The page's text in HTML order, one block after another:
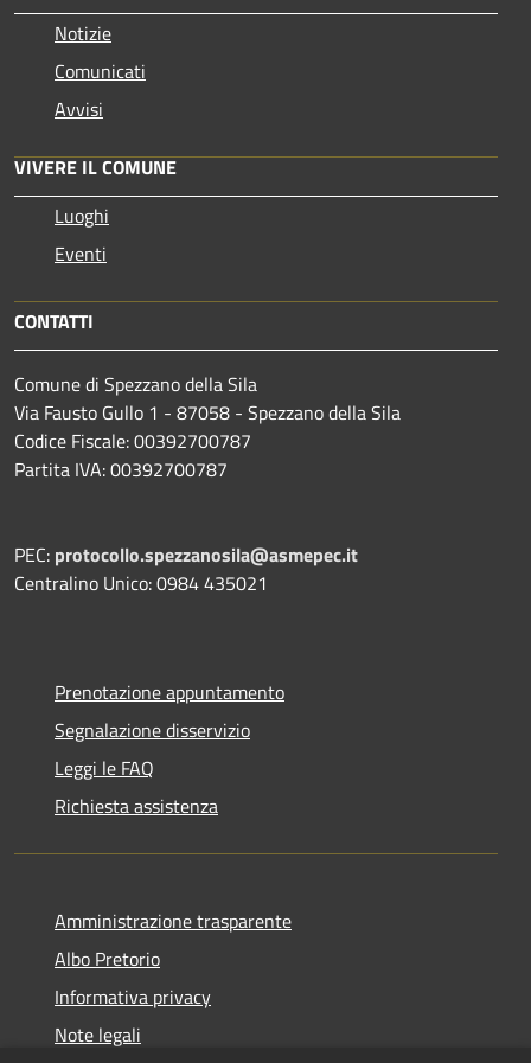
Notizie
Comunicati
Avvisi
VIVERE IL COMUNE
Luoghi
Eventi
CONTATTI
Comune di Spezzano della Sila
Via Fausto Gullo 1 - 87058 - Spezzano della Sila
Codice Fiscale: 00392700787
Partita IVA: 00392700787
PEC: protocollo.spezzanosila@asmepec.it
Centralino Unico: 0984 435021
Prenotazione appuntamento
Segnalazione disservizio
Leggi le FAQ
Richiesta assistenza
Amministrazione trasparente
Albo Pretorio
Informativa privacy
Note legali